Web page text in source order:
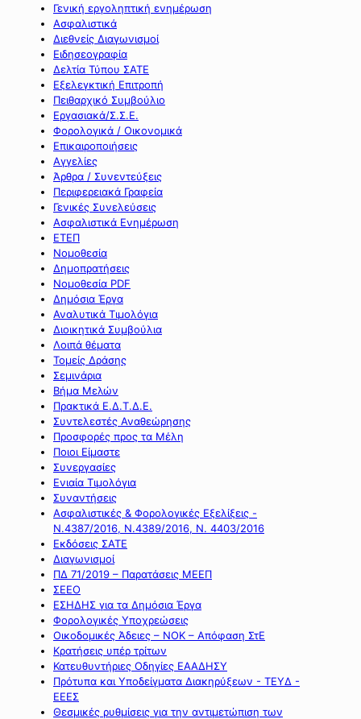
Γενική εργοληπτική ενημέρωση
Ασφαλιστικά
Διεθνείς Διαγωνισμοί
Ειδησεογραφία
Δελτία Τύπου ΣΑΤΕ
Εξελεγκτική Επιτροπή
Πειθαρχικό Συμβούλιο
Εργασιακά/Σ.Σ.Ε.
Φορολογικά / Οικονομικά
Επικαιροποιήσεις
Αγγελίες
Άρθρα / Συνεντεύξεις
Περιφερειακά Γραφεία
Γενικές Συνελεύσεις
Ασφαλιστικά Ενημέρωση
ΕΤΕΠ
Νομοθεσία
Δημοπρατήσεις
Νομοθεσία PDF
Δημόσια Έργα
Αναλυτικά Τιμολόγια
Διοικητικά Συμβούλια
Λοιπά θέματα
Τομείς Δράσης
Σεμινάρια
Βήμα Μελών
Πρακτικά Ε.Δ.Τ.Δ.Ε.
Συντελεστές Αναθεώρησης
Προσφορές προς τα Μέλη
Ποιοι Είμαστε
Συνεργασίες
Ενιαία Τιμολόγια
Συναντήσεις
Ασφαλιστικές & Φορολογικές Εξελίξεις -
Ν.4387/2016, Ν.4389/2016, Ν. 4403/2016
Εκδόσεις ΣΑΤΕ
Διαγωνισμοί
ΠΔ 71/2019 – Παρατάσεις ΜΕΕΠ
ΣΕΕΟ
ΕΣΗΔΗΣ για τα Δημόσια Έργα
Φορολογικές Υποχρεώσεις
Οικοδομικές Άδειες – ΝΟΚ – Απόφαση ΣτΕ
Κρατήσεις υπέρ τρίτων
Κατευθυντήριες Οδηγίες ΕΑΑΔΗΣΥ
Πρότυπα και Υποδείγματα Διακηρύξεων - ΤΕΥΔ -
ΕΕΕΣ
Θεσμικές ρυθμίσεις για την αντιμετώπιση των